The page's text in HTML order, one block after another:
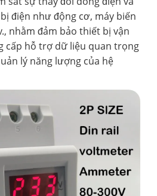
điện như động cơ, máy biến
nhằm đảm bảo thiết bị vận
cấp hỗ trợ dữ liệu quan trọng
lý năng lượng của hệ